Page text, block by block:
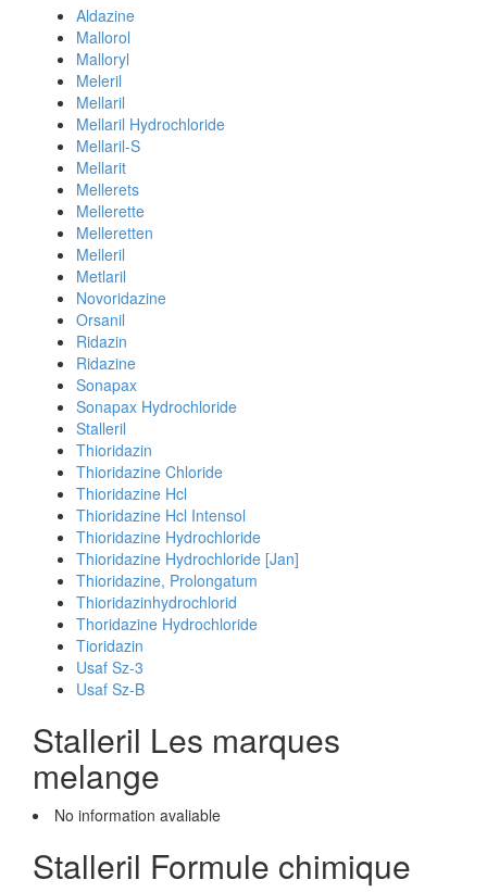
Aldazine
Mallorol
Malloryl
Meleril
Mellaril
Mellaril Hydrochloride
Mellaril-S
Mellarit
Mellerets
Mellerette
Melleretten
Melleril
Metlaril
Novoridazine
Orsanil
Ridazin
Ridazine
Sonapax
Sonapax Hydrochloride
Stalleril
Thioridazin
Thioridazine Chloride
Thioridazine Hcl
Thioridazine Hcl Intensol
Thioridazine Hydrochloride
Thioridazine Hydrochloride [Jan]
Thioridazine, Prolongatum
Thioridazinhydrochlorid
Thoridazine Hydrochloride
Tioridazin
Usaf Sz-3
Usaf Sz-B
Stalleril Les marques
melange
No information avaliable
Stalleril Formule chimique